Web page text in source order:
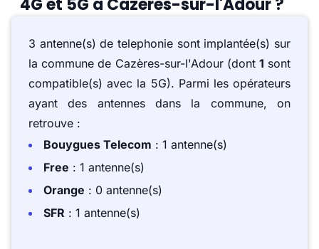
4G et 5G à Cazères-sur-l'Adour ?
3 antenne(s) de telephonie sont implantée(s) sur
la commune de Cazères-sur-l'Adour (dont 1 sont
compatible(s) avec la 5G). Parmi les opérateurs
ayant des antennes dans la commune, on
retrouve :
Bouygues Telecom : 1 antenne(s)
Free : 1 antenne(s)
Orange : 0 antenne(s)
SFR : 1 antenne(s)